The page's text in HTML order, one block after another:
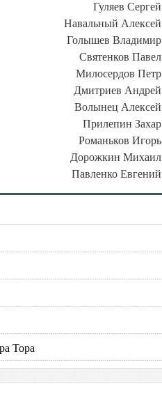
Гуляев Сергей
Навальный Алексей
Голышев Владимир
Святенков Павел
Милосердов Петр
Дмитриев Андрей
Волынец Алексей
Прилепин Захар
Романьков Игорь
Дорожкин Михаил
Павленко Евгений
Тора